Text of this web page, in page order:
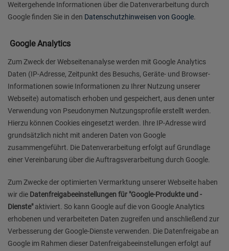
Weitergehende Informationen über die Datenverarbeitung durch
Google finden Sie in den Datenschutzhinweisen von Google.
Google Analytics
Zum Zweck der Webseitenanalyse werden mit Google Analytics
Daten (IP-Adresse, Zeitpunkt des Besuchs, Geräte- und Browser-
Informationen sowie Informationen zu Ihrer Nutzung unserer
Webseite) automatisch erhoben und gespeichert, aus denen unter
Verwendung von Pseudonymen Nutzungsprofile erstellt werden.
Hierzu können Cookies eingesetzt werden. Ihre IP-Adresse wird
grundsätzlich nicht mit anderen Daten von Google
zusammengeführt. Die Datenverarbeitung erfolgt auf Grundlage
einer Vereinbarung über die Auftragsverarbeitung durch Google.
Zum Zwecke der optimierten Vermarktung unserer Webseite haben
wir die Datenfreigabeeinstellungen für "Google-Produkte und -
Dienste"aktiviert. So kann Google auf die von Google Analytics
erhobenen und verarbeiteten Daten zugreifen und anschließend zur
Verbesserung der Google-Dienste verwenden. Die Datenfreigabe an
Google im Rahmen dieser Datenfreigabeeinstellungen erfolgt auf